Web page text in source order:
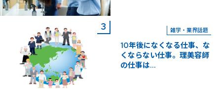
雑学・業界話題
10年後になくなる仕事、な
くならない仕事。理美容師
の仕事は...